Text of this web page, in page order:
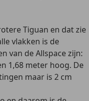
Tiguan en dat zie
vlakken is de
van de Allspace zijn:
1,68 meter hoog. De
maar is 2 cm